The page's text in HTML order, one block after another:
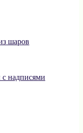
шаров
надписями